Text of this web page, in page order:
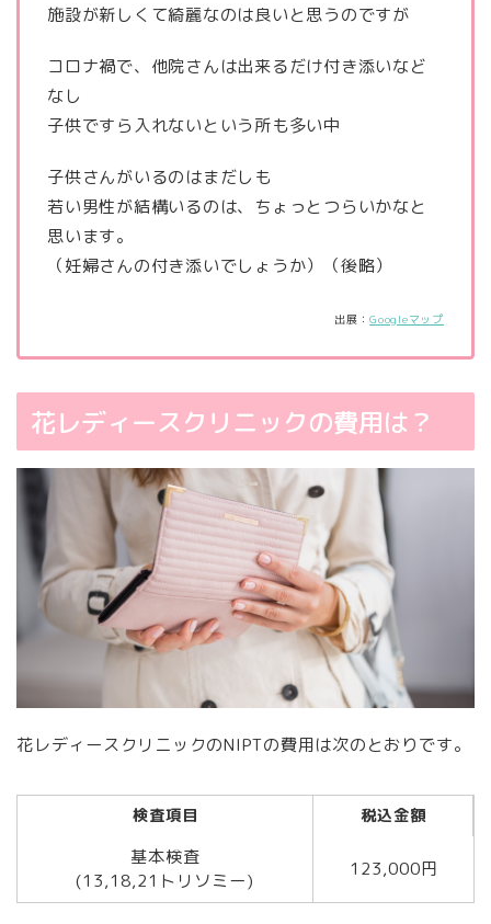
施設が新しくて綺麗なのは良いと思うのですが
コロナ禍で、他院さんは出来るだけ付き添いなど
なし
子供ですら入れないという所も多い中
子供さんがいるのはまだしも
若い男性が結構いるのは、ちょっとつらいかなと
思います。
（妊婦さんの付き添いでしょうか）（後略）
出展：Googleマップ
花レディースクリニックの費用は？
花レディースクリニックのNIPTの費用は次のとおりです。
検査項目 税込金額
基本検査
(13,18,21トリソミー)
123,000円